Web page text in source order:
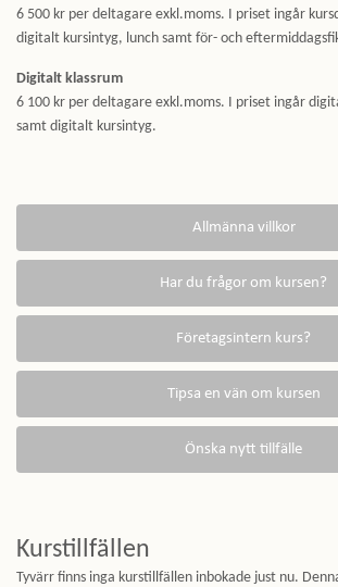
6 500 kr per deltagare exkl.moms. I priset ingår
digitalt kursintyg, lunch samt för- och
Digitalt klassrum
6 100 kr per deltagare exkl.moms. I priset ingår
samt digitalt kursintyg.
Kurstillfällen
Tyvärr finns inga kurstillfällen inbokade just nu.